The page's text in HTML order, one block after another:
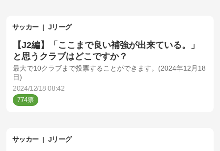
サッカー Jリーグ
【J2編】「ここまで良い補強が出来ている。」
と思うクラブはどこですか？
最大で10クラブまで投票することができます。(2024年12月18
日)
2024/12/18 08:42
774
サッカー Jリーグ